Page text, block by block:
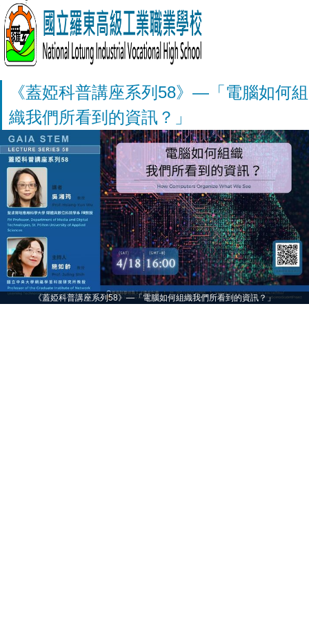
《蓋婭科普講座系列58》—「電腦如何組
織我們所看到的資訊？」
《蓋婭科普講座系列58》—「電腦如何組織我們所看到的資訊？」